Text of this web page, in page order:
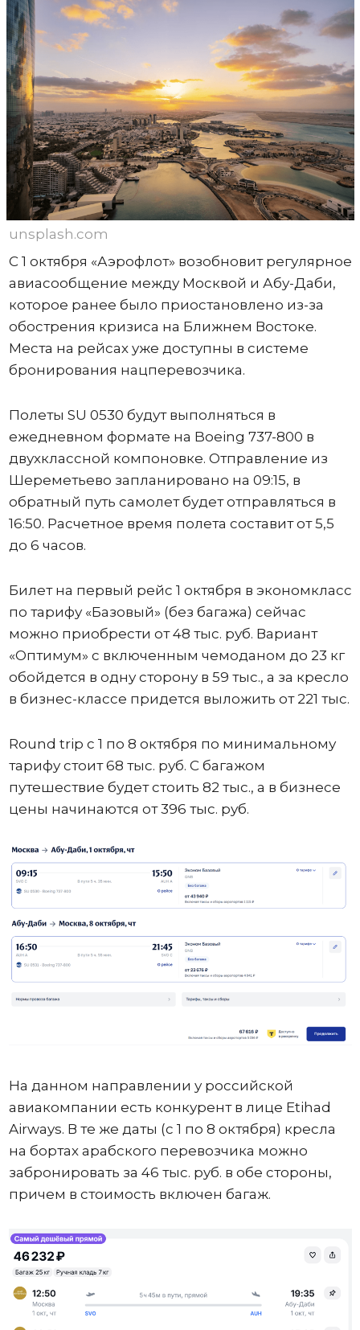
unsplash.com
С 1 октября «Аэрофлот» возобновит регулярное
авиасообщение между Москвой и Абу-Даби,
которое ранее было приостановлено из-за
обострения кризиса на Ближнем Востоке.
Места на рейсах уже доступны в системе
бронирования нацперевозчика.
Полеты SU 0530 будут выполняться в
ежедневном формате на Boeing 737-800 в
двухклассной компоновке. Отправление из
Шереметьево запланировано на 09:15, в
обратный путь самолет будет отправляться в
16:50. Расчетное время полета составит от 5,5
до 6 часов.
Билет на первый рейс 1 октября в экономкласс
по тарифу «Базовый» (без багажа) сейчас
можно приобрести от 48 тыс. руб. Вариант
«Оптимум» с включенным чемоданом до 23 кг
обойдется в одну сторону в 59 тыс., а за кресло
в бизнес-классе придется выложить от 221 тыс.
Round trip с 1 по 8 октября по минимальному
тарифу стоит 68 тыс. руб. С багажом
путешествие будет стоить 82 тыс., а в бизнесе
цены начинаются от 396 тыс. руб.
На данном направлении у российской
авиакомпании есть конкурент в лице Etihad
Airways. В те же даты (с 1 по 8 октября) кресла
на бортах арабского перевозчика можно
забронировать за 46 тыс. руб. в обе стороны,
причем в стоимость включен багаж.